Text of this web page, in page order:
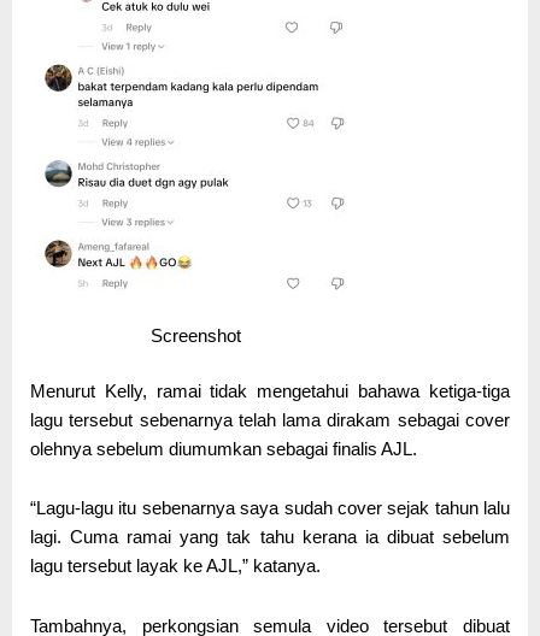
Screenshot
Menurut Kelly, ramai tidak mengetahui bahawa ketiga-tiga
lagu tersebut sebenarnya telah lama dirakam sebagai cover
olehnya sebelum diumumkan sebagai finalis AJL.
“Lagu-lagu itu sebenarnya saya sudah cover sejak tahun lalu
lagi. Cuma ramai yang tak tahu kerana ia dibuat sebelum
lagu tersebut layak ke AJL,” katanya.
Tambahnya, perkongsian semula video tersebut dibuat